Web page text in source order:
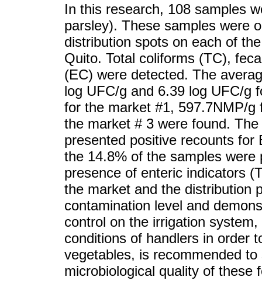
In this research, 108 samples
parsley). These samples were
distribution spots on each of
Quito. Total coliforms (TC),
(EC) were detected. The
log UFC/g and 6.39 log UFC/g
for the market #1, 597.7NMP/
the market # 3 were found.
presented positive recounts for
the 14.8% of the samples
presence of enteric indicators
the market and the distribution
contamination level and
control on the irrigation
conditions of handlers in order
vegetables, is recommended
microbiological quality of these